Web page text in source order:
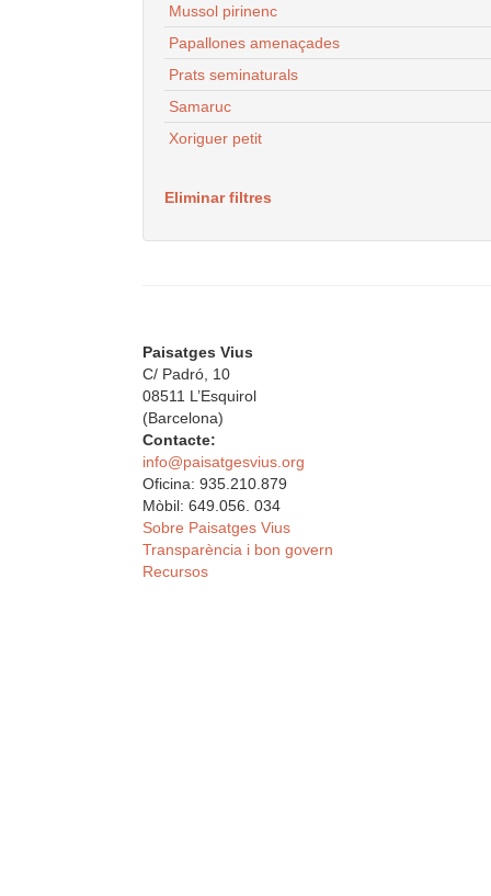
Mussol pirinenc
Papallones amenaçades
Prats seminaturals
Samaruc
Xoriguer petit
Eliminar filtres
Paisatges Vius
C/ Padró, 10
08511 L’Esquirol
(Barcelona)
Contacte:
info@paisatgesvius.org
Oficina: 935.210.879
Mòbil: 649.056. 034
Sobre Paisatges Vius
Transparència i bon govern
Recursos